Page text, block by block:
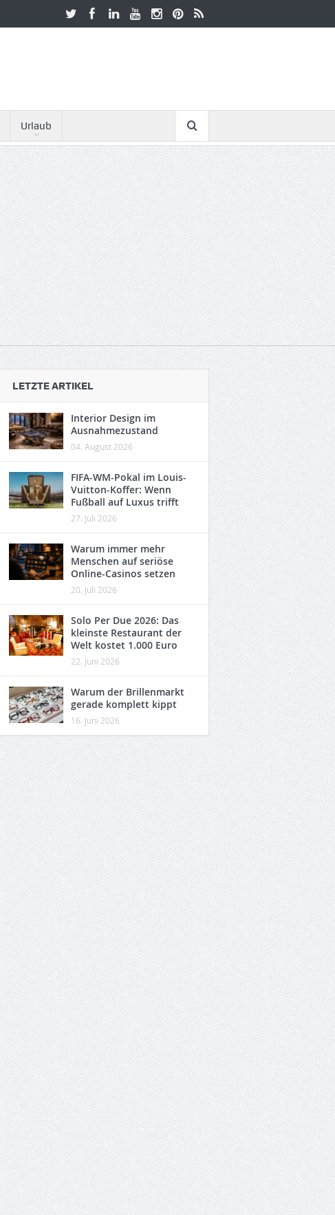
Urlaub
LETZTE ARTIKEL
Interior Design im
Ausnahmezustand
04. August 2026
FIFA-WM-Pokal im Louis-
Vuitton-Koffer: Wenn
Fußball auf Luxus trifft
27. Juli 2026
Warum immer mehr
Menschen auf seriöse
Online-Casinos setzen
20. Juli 2026
Solo Per Due 2026: Das
kleinste Restaurant der
Welt kostet 1.000 Euro
22. Juni 2026
Warum der Brillenmarkt
gerade komplett kippt
16. Juni 2026